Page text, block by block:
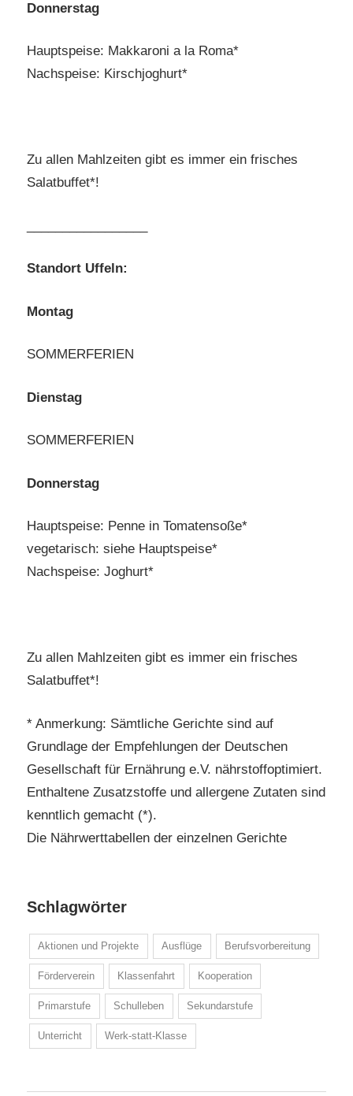
Donnerstag
Hauptspeise: Makkaroni a la Roma*
Nachspeise: Kirschjoghurt*
Zu allen Mahlzeiten gibt es immer ein frisches
Salatbuffet*!
Standort Uffeln:
Montag
SOMMERFERIEN
Dienstag
SOMMERFERIEN
Donnerstag
Hauptspeise: Penne in Tomatensoße*
vegetarisch: siehe Hauptspeise*
Nachspeise: Joghurt*
Zu allen Mahlzeiten gibt es immer ein frisches
Salatbuffet*!
* Anmerkung: Sämtliche Gerichte sind auf
Grundlage der Empfehlungen der Deutschen
Gesellschaft für Ernährung e.V. nährstoffoptimiert.
Enthaltene Zusatzstoffe und allergene Zutaten sind
kenntlich gemacht (*).
Die Nährwerttabellen der einzelnen Gerichte
Schlagwörter
Aktionen und Projekte Ausflüge Berufsvorbereitung
Förderverein Klassenfahrt Kooperation
Primarstufe Schulleben Sekundarstufe
Unterricht Werk-statt-Klasse